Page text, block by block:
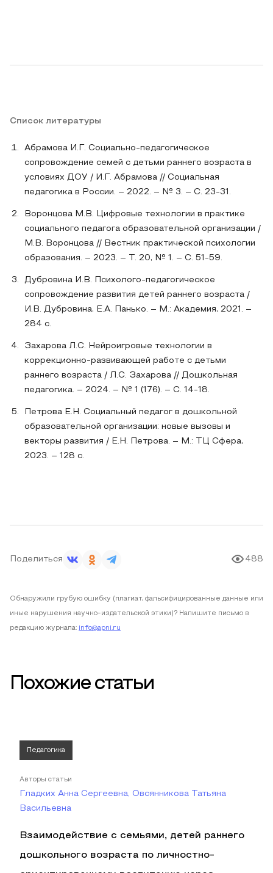
Список литературы
Абрамова И.Г. Социально-педагогическое
сопровождение семей с детьми раннего возраста в
условиях ДОУ / И.Г. Абрамова // Социальная
педагогика в России. – 2022. – № 3. – С. 23-31.
Воронцова М.В. Цифровые технологии в практике
социального педагога образовательной организации /
М.В. Воронцова // Вестник практической психологии
образования. – 2023. – Т. 20, № 1. – С. 51-59.
Дубровина И.В. Психолого-педагогическое
сопровождение развития детей раннего возраста /
И.В. Дубровина, Е.А. Панько. – М.: Академия, 2021. –
284 с.
Захарова Л.С. Нейроигровые технологии в
коррекционно-развивающей работе с детьми
раннего возраста / Л.С. Захарова // Дошкольная
педагогика. – 2024. – № 1 (176). – С. 14-18.
Петрова Е.Н. Социальный педагог в дошкольной
образовательной организации: новые вызовы и
векторы развития / Е.Н. Петрова. – М.: ТЦ Сфера,
2023. – 128 с.
Поделиться 488
Обнаружили грубую ошибку (плагиат, фальсифицированные данные или
иные нарушения научно-издательской этики)? Напишите письмо в
редакцию журнала: info@apni.ru
Похожие статьи
Педагогика
Авторы статьи
Гладких Анна Сергеевна, Овсянникова Татьяна
Васильевна
Взаимодействие с семьями, детей раннего
дошкольного возраста по личностно-